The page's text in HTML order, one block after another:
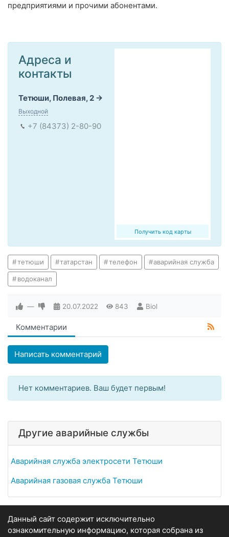
предприятиями и прочими абонентами.
Получить код карты
Адреса и
контакты
Тетюши, Полевая, 2
Выходной
+7 (84373) 2-80-90
тетюши татарстан телефон аварийная служба
водоканал
— 20.07.2022 843 Biol
Комментарии
Написать комментарий
Нет комментариев. Ваш будет первым!
Другие аварийные службы
Аварийная служба электросети Тетюши
Аварийная газовая служба Тетюши
Данный сайт содержит исключительно
ознакомительную информацию, которая собрана из